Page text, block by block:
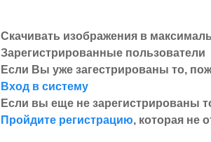
Скачивать изображения в
Зарегистрированные пользователи
Если Вы уже загестрированы то,
Вход в систему
Если вы еще не зарегистрированы
Пройдите регистрацию, которая не